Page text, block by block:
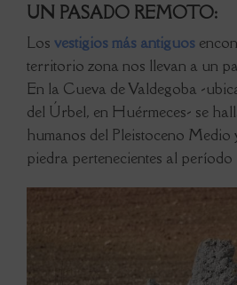
UN PASADO REMOTO:
Los vestigios más antiguos
territorio zona nos llevan a un
En la Cueva de Valdegoba -
del Úrbel, en Huérmeces- se
humanos del Pleistoceno Medio
piedra pertenecientes al